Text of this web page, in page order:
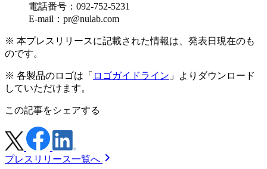
電話番号：092-752-5231
E-mail：pr@nulab.com
※ 本プレスリリースに記載された情報は、発表日現在のも
のです。
※ 各製品のロゴは「 ロゴガイドライン 」よりダウンロード
していただけます。
この記事をシェアする
プレスリリース一覧へ